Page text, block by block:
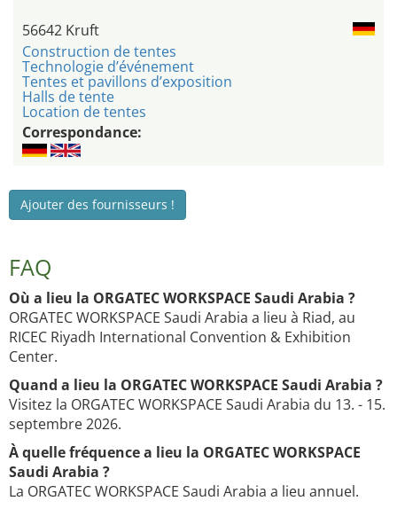
56642 Kruft
Construction de tentes
Technologie d’événement
Tentes et pavillons d’exposition
Halls de tente
Location de tentes
Correspondance:
Ajouter des fournisseurs !
FAQ
Où a lieu la ORGATEC WORKSPACE Saudi Arabia ?
ORGATEC WORKSPACE Saudi Arabia a lieu à Riad, au
RICEC Riyadh International Convention & Exhibition
Center.
Quand a lieu la ORGATEC WORKSPACE Saudi Arabia ?
Visitez la ORGATEC WORKSPACE Saudi Arabia du 13. - 15.
septembre 2026.
À quelle fréquence a lieu la ORGATEC WORKSPACE
Saudi Arabia ?
La ORGATEC WORKSPACE Saudi Arabia a lieu annuel.